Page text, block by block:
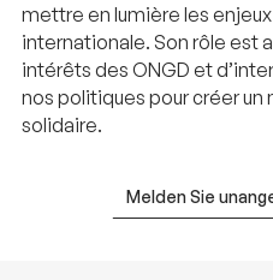
mettre en lumière les
internationale. Son rôle est
intérêts des ONGD et
nos politiques pour créer
solidaire.
Melden Sie